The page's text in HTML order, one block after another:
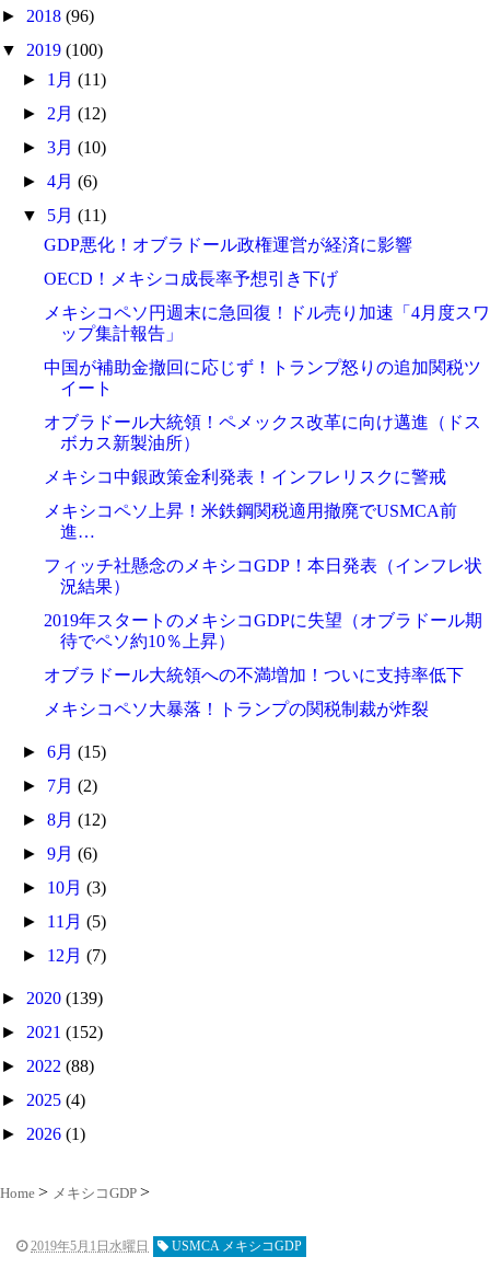
► 2018 (96)
▼ 2019 (100)
► 1月(11)
► 2月(12)
►3月(10)
►4月(6)
▼ 5月(11)
GDP悪化！オブラドール政権運営が経済に影響
OECD！メキシコ成長率予想引き下げ
メキシコペソ円週末に急回復！ドル売り加速「4月度スワ
ップ集計報告」
中国が補助金撤回に応じず！トランプ怒りの追加関税ツ
イート
オブラドール大統領！ペメックス改革に向け邁進（ドス
ボカス新製油所）
メキシコ中銀政策金利発表！インフレリスクに警戒
メキシコペソ上昇！米鉄鋼関税適用撤廃でUSMCA前
進…
フィッチ社懸念のメキシコGDP！本日発表（インフレ状
況結果）
2019年スタートのメキシコGDPに失望（オブラドール期
待でペソ約10％上昇）
オブラドール大統領への不満増加！ついに支持率低下
メキシコペソ大暴落！トランプの関税制裁が炸裂
►6月(15)
► 7月(2)
►8月(12)
►9月(6)
► 10月(3)
► 11月(5)
► 12月(7)
► 2020 (139)
► 2021 (152)
► 2022 (88)
► 2025 (4)
► 2026 (1)
Home メキシコGDP
2019年5月1日水曜日 USMCA メキシコGDP